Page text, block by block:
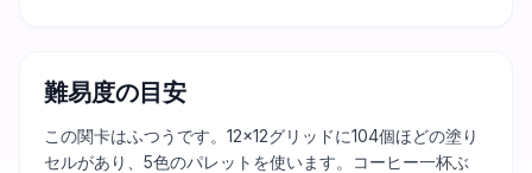
難易度の目安
この関卡はふつうです。12×12グリッドに104個ほどの塗り
セルがあり、5色のパレットを使います。コーヒー一杯ぶ